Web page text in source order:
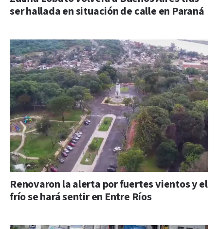
ser hallada en situación de calle en Paraná
Renovaron la alerta por fuertes vientos y el
frío se hará sentir en Entre Ríos